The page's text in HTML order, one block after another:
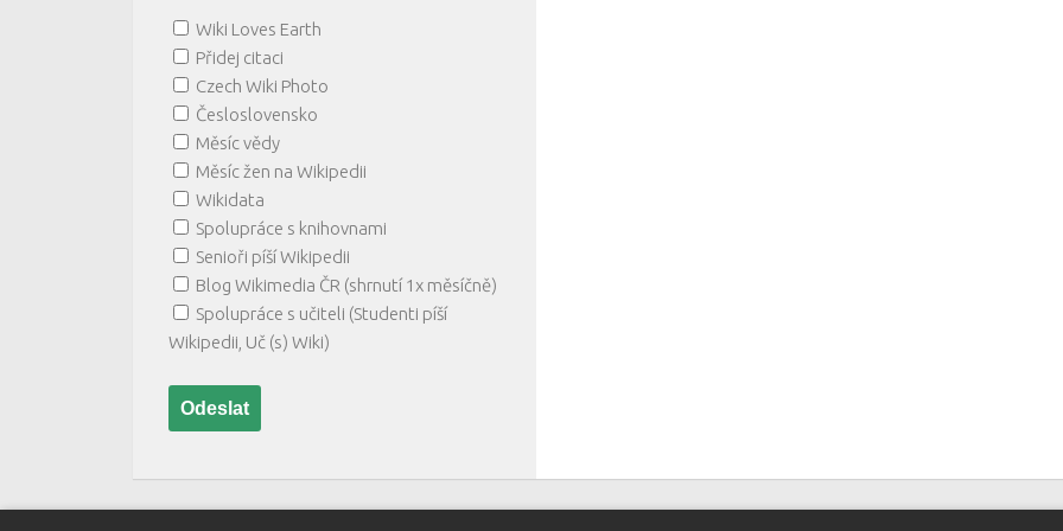
Wiki Loves Earth
Přidej citaci
Czech Wiki Photo
Česloslovensko
Měsíc vědy
Měsíc žen na Wikipedii
Wikidata
Spolupráce s knihovnami
Senioři píší Wikipedii
Blog Wikimedia ČR (shrnutí 1x měsíčně)
Spolupráce s učiteli (Studenti píší
Wikipedii, Uč (s) Wiki)